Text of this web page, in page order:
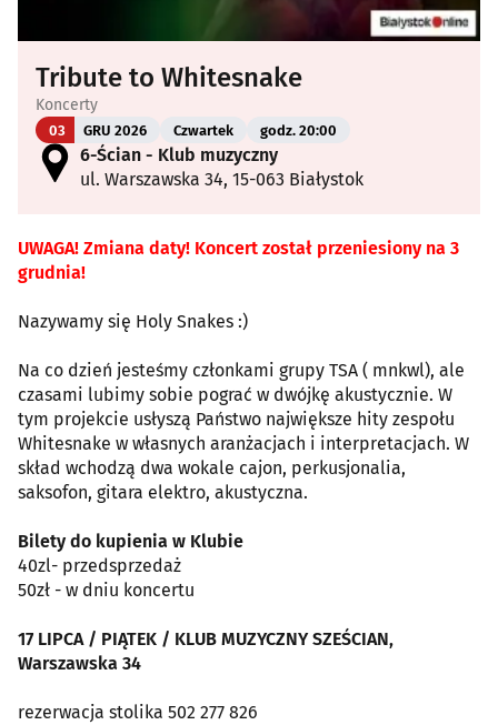
Tribute to Whitesnake
Koncerty
03 GRU 2026 Czwartek godz. 20:00
6-Ścian - Klub muzyczny
ul. Warszawska 34, 15-063 Białystok
UWAGA! Zmiana daty! Koncert został przeniesiony na 3
grudnia!
Nazywamy się Holy Snakes :)
Na co dzień jesteśmy członkami grupy TSA ( mnkwl), ale
czasami lubimy sobie pograć w dwójkę akustycznie. W
tym projekcie usłyszą Państwo największe hity zespołu
Whitesnake w własnych aranżacjach i interpretacjach. W
skład wchodzą dwa wokale cajon, perkusjonalia,
saksofon, gitara elektro, akustyczna.
Bilety do kupienia w Klubie
40zl- przedsprzedaż
50zł - w dniu koncertu
17 LIPCA / PIĄTEK / KLUB MUZYCZNY SZEŚCIAN,
Warszawska 34
rezerwacja stolika 502 277 826